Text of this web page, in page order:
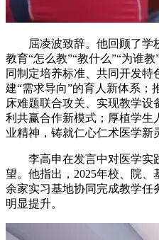
屈凌波致辞。他回顾了学
教育“怎么教”“教什么”“为谁
同制定培养标准、共同开发
建“需求导向”的育人新体系；
床难题联合攻关、实现教学设
利共赢合作新模式；厚植学生
业精神，铸就仁心仁术医学新
李高申在发言中对医学实
望。他指出，2025年校、院
余家实习基地协同完成教学任
明显提升。